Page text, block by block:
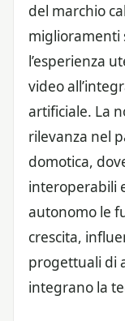
del marchio
miglioramenti
l’esperienza
video
artificiale. La
rilevanza nel
domotica,
interoperabili
autonomo le
crescita,
progettuali di
integrano la